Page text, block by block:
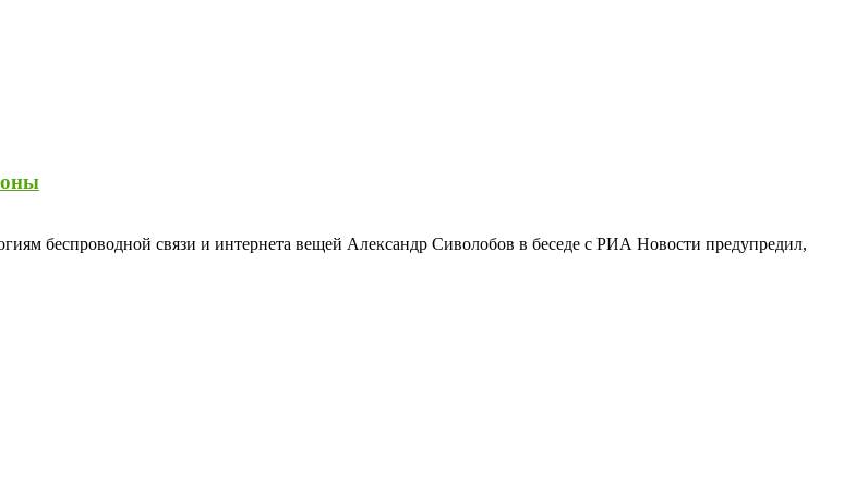
беспроводной связи и интернета вещей Александр Сиволобов в беседе с РИА Новости предупредил,